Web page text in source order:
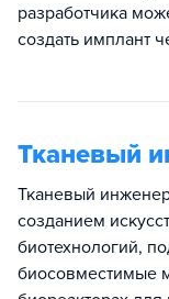
разработчика
создать имплант
Тканевый
Тканевый
созданием
биотехнологий,
биосовместимые